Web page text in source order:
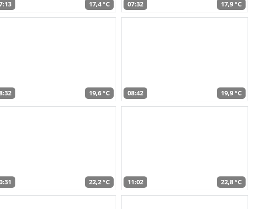
17,4 °C 07:32 17,9 °C
19,6 °C 08:42 19,9 °C
22,2 °C 11:02 22,8 °C